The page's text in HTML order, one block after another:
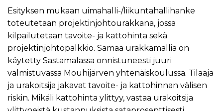
Esityksen mukaan uimahalli-/liikuntahallihanke
toteutetaan projektinjohtourakkana, jossa
kilpailutetaan tavoite- ja kattohinta sekä
projektinjohtopalkkio. Samaa urakkamallia on
käytetty Sastamalassa onnistuneesti juuri
valmistuvassa Mouhijärven yhtenäiskoulussa. Tilaaja
ja urakoitsija jakavat tavoite- ja kattohinnan välisen
riskin. Mikäli kattohinta ylittyy, vastaa urakoitsija